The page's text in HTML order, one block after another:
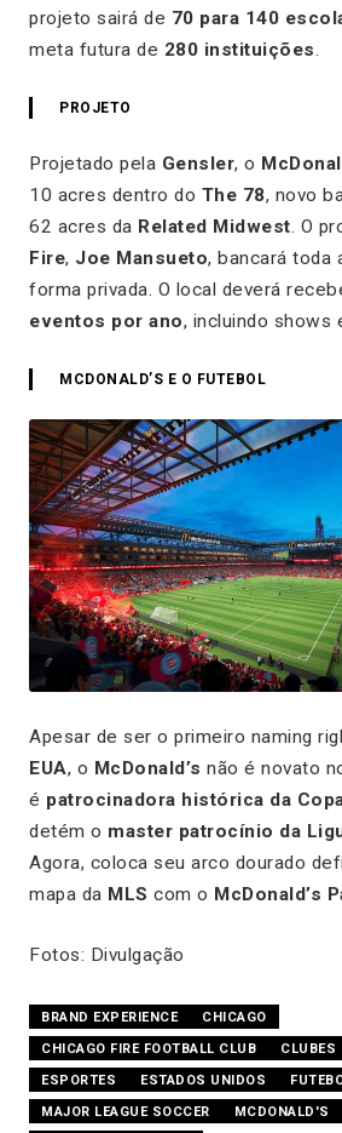
projeto sairá de 70 para 140
meta futura de 280 instituições.
PROJETO
Projetado pela Gensler, o
10 acres dentro do The 78, novo
62 acres da Related Midwest. O
Fire, Joe Mansueto, bancará toda
forma privada. O local deverá
eventos por ano, incluindo shows
MCDONALD’S E O FUTEBOL
Apesar de ser o primeiro naming
EUA, o McDonald’s não é novato
é patrocinadora histórica da
detém o master patrocínio da
Agora, coloca seu arco dourado
mapa da MLS com o McDonald’s
Fotos: Divulgação
BRAND EXPERIENCE
CHICAGO
CHICAGO FIRE FOOTBALL CLUB
CLUBES
ESPORTES
ESTADOS UNIDOS
MAJOR LEAGUE SOCCER
MCDONALD'S